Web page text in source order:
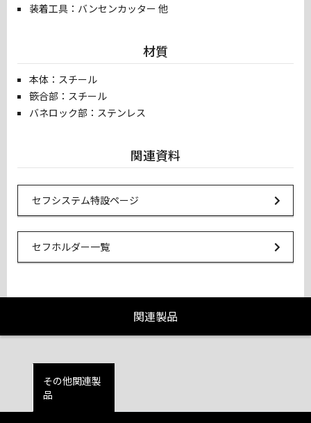
装着工具：バンセンカッター 他
材質
本体：スチール
篏合部：スチール
バネロック部：ステンレス
関連資料
セフシステム特設ページ
セフホルダー一覧Url Link
関連製品
その他関連製
品